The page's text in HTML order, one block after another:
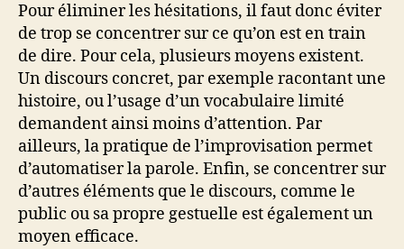
Pour éliminer les hésitations, il faut donc éviter
de trop se concentrer sur ce qu’on est en train
de dire. Pour cela, plusieurs moyens existent.
Un discours concret, par exemple racontant une
histoire, ou l’usage d’un vocabulaire limité
demandent ainsi moins d’attention. Par
ailleurs, la pratique de l’improvisation permet
d’automatiser la parole. Enfin, se concentrer sur
d’autres éléments que le discours, comme le
public ou sa propre gestuelle est également un
moyen efficace.